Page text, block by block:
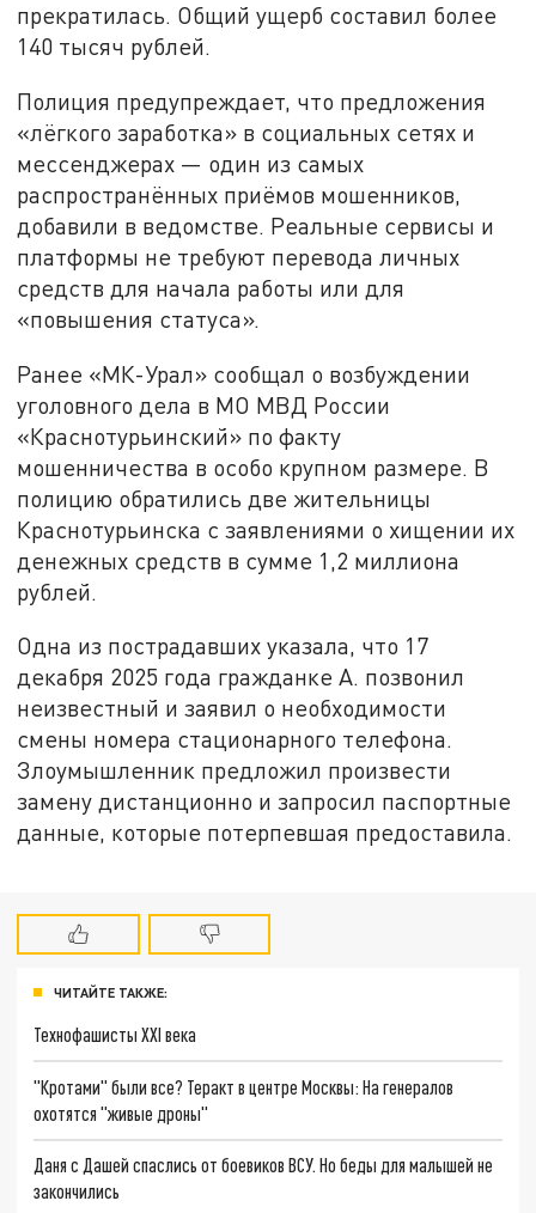
прекратилась. Общий ущерб составил более
140 тысяч рублей.
Полиция предупреждает, что предложения
«лёгкого заработка» в социальных сетях и
мессенджерах — один из самых
распространённых приёмов мошенников,
добавили в ведомстве. Реальные сервисы и
платформы не требуют перевода личных
средств для начала работы или для
«повышения статуса».
Ранее «МК-Урал» сообщал о возбуждении
уголовного дела в МО МВД России
«Краснотурьинский» по факту
мошенничества в особо крупном размере. В
полицию обратились две жительницы
Краснотурьинска с заявлениями о хищении их
денежных средств в сумме 1,2 миллиона
рублей.
Одна из пострадавших указала, что 17
декабря 2025 года гражданке А. позвонил
неизвестный и заявил о необходимости
смены номера стационарного телефона.
Злоумышленник предложил произвести
замену дистанционно и запросил паспортные
данные, которые потерпевшая предоставила.
ЧИТАЙТЕ ТАКЖЕ:
Технофашисты XXI века
"Кротами" были все? Теракт в центре Москвы: На генералов
охотятся "живые дроны"
Даня с Дашей спаслись от боевиков ВСУ. Но беды для малышей не
закончились